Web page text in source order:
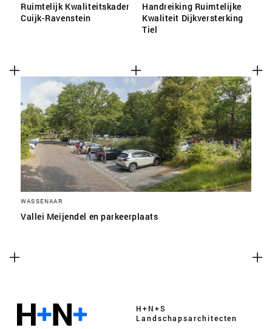
Ruimtelijk Kwaliteitskader
Cuijk-Ravenstein
Handreiking Ruimtelijke
Kwaliteit Dijkversterking
Tiel
WASSENAAR
Vallei Meijendel en parkeerplaats
H+N+S
Landschaps­architecten